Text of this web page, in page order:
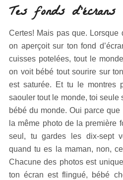
Tes fonds d’écrans
Certes! Mais pas que. Lorsque
on aperçoit sur ton fond
cuisses potelées, tout le
on voit bébé tout sourire sur
est saturée. Et tu le montres
saouler tout le monde, toi seule
bébé du monde. Oui parce
la même photo de la première
seul, tu gardes les dix-sept
quand tu es la maman, non,
Chacune des photos est
ton écran est flingué, bébé